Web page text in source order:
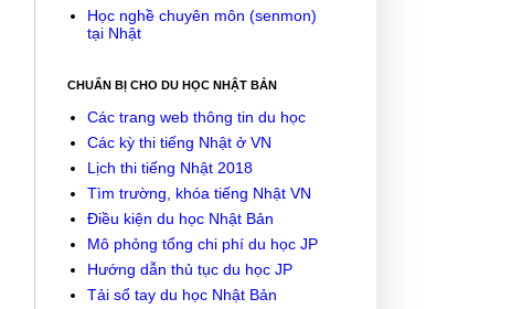
Học nghề chuyên môn (senmon)
tại Nhật
CHUẨN BỊ CHO DU HỌC NHẬT BẢN
Các trang web thông tin du học
Các kỳ thi tiếng Nhật ở VN
Lịch thi tiếng Nhật 2018
Tìm trường, khóa tiếng Nhật VN
Điều kiện du học Nhật Bản
Mô phỏng tổng chi phí du học JP
Hướng dẫn thủ tục du học JP
Tải sổ tay du học Nhật Bản